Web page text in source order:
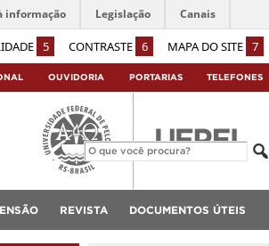
5 CONTRASTE 6 MAPA DO SITE 7
informação Legislação Canais
OUVIDORIA PORTARIAS TELEFONES
REVISTA DOCUMENTOS ÚTEIS